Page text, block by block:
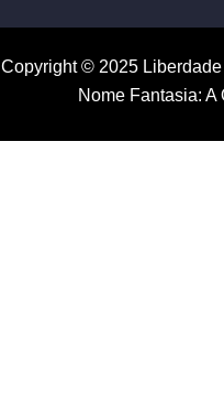
Copyright © 2025
Nome Fantasia: